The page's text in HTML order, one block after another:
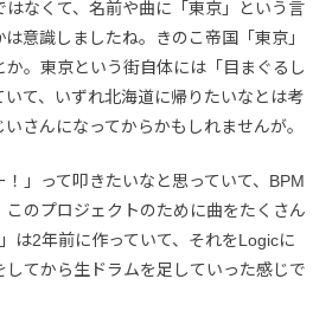
なくて、名前や曲に「東京」という言
意識しましたね。きのこ帝国「東京」
か。東京という街自体には「目まぐるし
て、いずれ北海道に帰りたいなとは考
さんになってからかもしれませんが。
」って叩きたいなと思っていて、BPM
このプロジェクトのために曲をたくさん
は2年前に作っていて、それをLogicに
てから生ドラムを足していった感じで